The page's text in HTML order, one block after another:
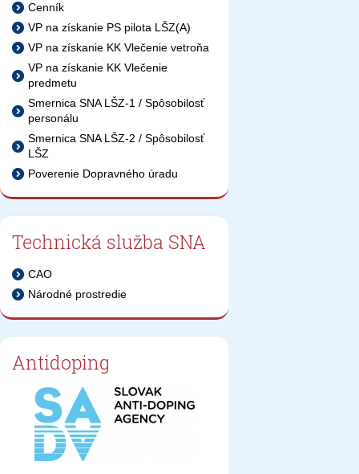
Cenník
VP na získanie PS pilota LŠZ(A)
VP na získanie KK Vlečenie vetroňa
VP na získanie KK Vlečenie
predmetu
Smernica SNA LŠZ-1 / Spôsobilosť
personálu
Smernica SNA LŠZ-2 / Spôsobilosť
LŠZ
Poverenie Dopravného úradu
Technická služba SNA
CAO
Národné prostredie
Antidoping